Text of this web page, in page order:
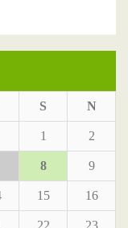
S N
1 2
8 9
15 16
22 23